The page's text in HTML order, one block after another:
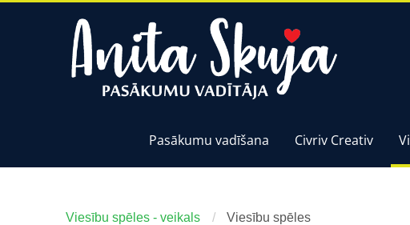
Pasākumu vadīšana Civriv Creativ
Viesību spēles - veikals Viesību spēles